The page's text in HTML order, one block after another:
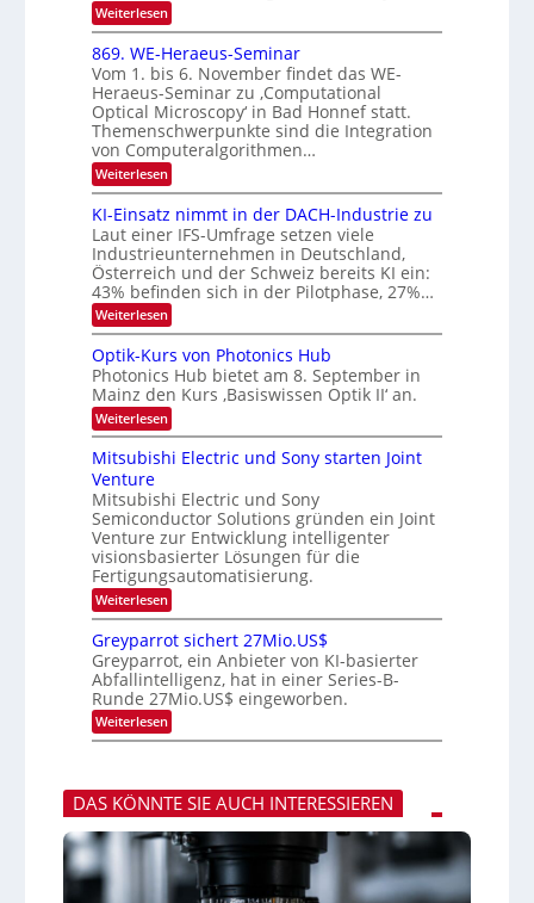
0
2
6
I
m
i
t
d
e
n
k
t
Weiterlesen:
E
x
o
s
e
n
s
m
e
l
d
e
t
s
t
a
r
k
e
W
a
c
h
s
u
i
m
e
r
s
t
e
n
a
l
b
j
a
h
r
869. WE-Heraeus-Seminar
Vom 1. bis 6. November findet das WE-
Heraeus-Seminar zu ‚Computational
Optical Microscopy‘ in Bad Honnef statt.
Themenschwerpunkte sind die Integration
von Computeralgorithmen…
Weiterlesen:
8
9
.
W
E
-
H
e
r
a
e
u
s
-
S
e
n
a
r
KI-Einsatz nimmt in der DACH-Industrie zu
Laut einer IFS-Umfrage setzen viele
Industrieunternehmen in Deutschland,
Österreich und der Schweiz bereits KI ein:
43% befinden sich in der Pilotphase, 27%…
Weiterlesen:
K
-
E
i
n
s
a
t
n
i
m
m
t
i
n
d
r
D
A
C
H
-
I
u
s
t
r
e
Optik-Kurs von Photonics Hub
Photonics Hub bietet am 8. September in
Mainz den Kurs ‚Basiswissen Optik II‘ an.
Weiterlesen:
O
p
t
k
-
K
u
r
s
v
o
n
P
h
o
t
o
n
H
u
b
Mitsubishi Electric und Sony starten Joint
Venture
Mitsubishi Electric und Sony
Semiconductor Solutions gründen ein Joint
Venture zur Entwicklung intelligenter
visionsbasierter Lösungen für die
Fertigungsautomatisierung.
Weiterlesen:
M
t
s
u
b
i
s
l
e
c
Greyparrot sichert 27Mio.US$
Greyparrot, ein Anbieter von KI-basierter
Abfallintelligenz, hat in einer Series-B-
Runde 27Mio.US$ eingeworben.
Weiterlesen:
G
y
p
a
r
DAS KÖNNTE SIE AUCH INTERESSIEREN